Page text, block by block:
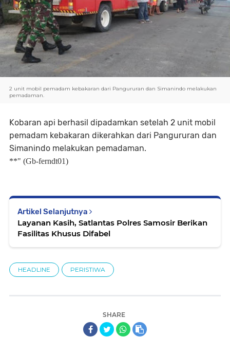
2 unit mobil pemadam kebakaran dari Pangururan dan Simanindo melakukan
pemadaman.
Kobaran api berhasil dipadamkan setelah 2 unit mobil
pemadam kebakaran dikerahkan dari Pangururan dan
Simanindo melakukan pemadaman.
**" (Gb-ferndt01)
Artikel Selanjutnya
Layanan Kasih, Satlantas Polres Samosir Berikan
Fasilitas Khusus Difabel
HEADLINE PERISTIWA
SHARE